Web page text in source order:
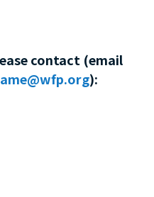
contact (email
):